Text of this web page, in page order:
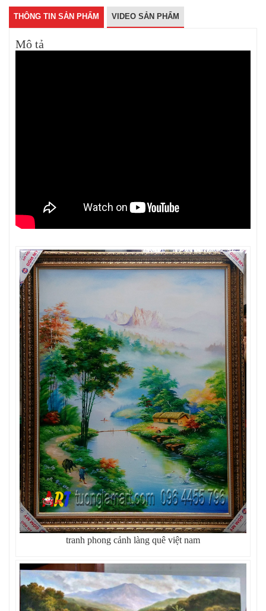
THÔNG TIN SẢN PHẨM VIDEO SẢN PHẨM
Mô tả
tranh phong cảnh làng quê việt nam